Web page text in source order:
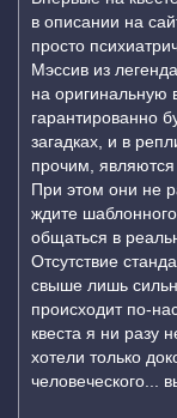
в описании на
просто
Мэссив из
на
гарантированно
загадках, и в
прочим,
При этом они не
ждите
общаться в
Отсутствие
свыше лишь
происходит по-
квеста я ни разу
хотели только
человеческого...